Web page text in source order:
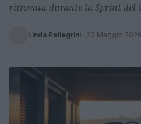
ritrovata durante la Sprint del
Linda Pellegrini · 23 Maggio 2026